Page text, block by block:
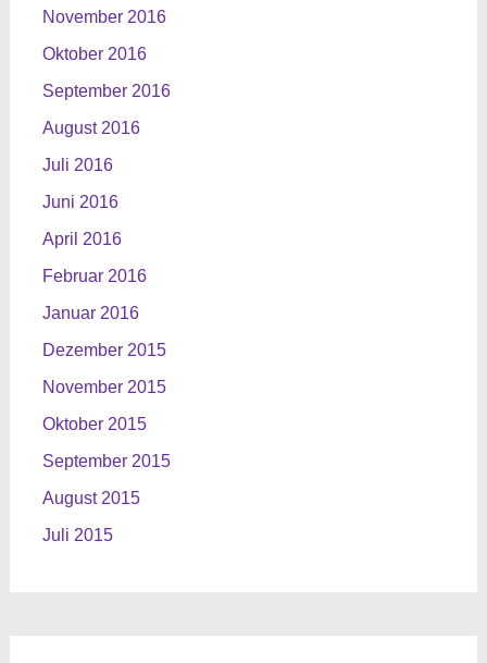
November 2016
Oktober 2016
September 2016
August 2016
Juli 2016
Juni 2016
April 2016
Februar 2016
Januar 2016
Dezember 2015
November 2015
Oktober 2015
September 2015
August 2015
Juli 2015